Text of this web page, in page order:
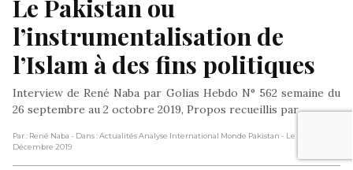
Le Pakistan ou
l’instrumentalisation de
l’Islam à des fins politiques
Interview de René Naba par Golias Hebdo N° 562 semaine du
26 septembre au 2 octobre 2019, Propos recueillis par…
Par : René Naba - Dans : Actualités Analyse International Monde Pakistan - Le 23
Décembre 2019